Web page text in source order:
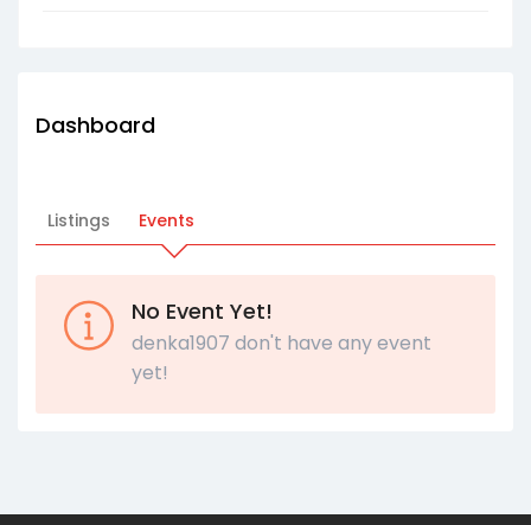
Dashboard
Listings Events
No Event Yet!
denka1907 don't have any event
yet!